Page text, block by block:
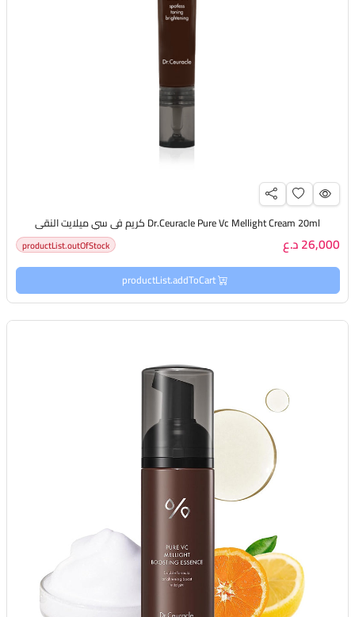
Dr.Ceuracle Pure Vc Mellight Cream 20ml كريم في سي ميلايت النقي
26,000 د.ع productList.outOfStock
productList.addToCart